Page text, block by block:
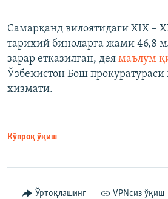
Самарқанд вилоятидаги XIX –
тарихий биноларга жами 46,8
зарар етказилган, дея маълум
Ўзбекистон Бош прокуратураси
хизмати.
Кўпроқ ўқиш
Ўртоқлашинг VPNсиз ўқиш